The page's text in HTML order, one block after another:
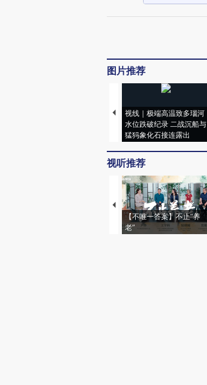
图片推荐
视线｜极端高温致多瑙河
水位跌破纪录 二战沉船与
猛犸象化石接连露出
视听推荐
【不唯一答案】不止“养
老”